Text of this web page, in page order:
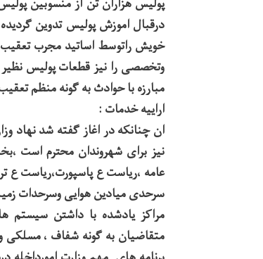
درقبال اموزش پولیس تدوین
خویش راتوسط اساتید مجرب
وتخصصی را نیز قطعات پولیس
مبارزه با حوادث به گونه منظم
اراییه خدمات :
ان چنانکه در اغاز گفته شد نهاد
نیز برای شهروندان محترم است
عامه ،ریاست ع پاسپورت،ریاست ع
سرحدی میادین هوایی وسرحدات
مراکز یادشده با داشتن سیستم
متقاضیان به گونه شفاف ،